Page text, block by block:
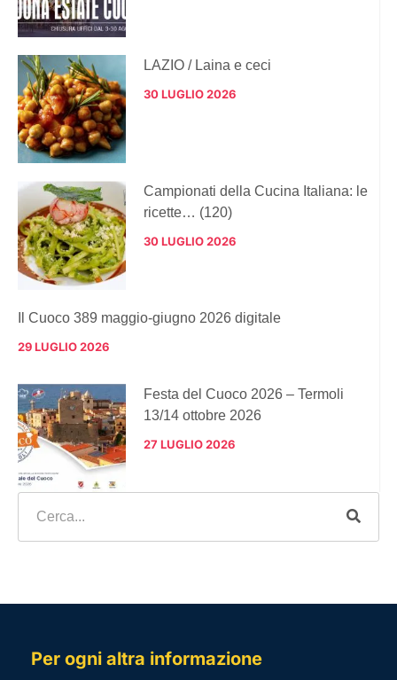
LAZIO / Laina e ceci
30 LUGLIO 2026
Campionati della Cucina Italiana: le
ricette… (120)
30 LUGLIO 2026
Il Cuoco 389 maggio-giugno 2026 digitale
29 LUGLIO 2026
Festa del Cuoco 2026 – Termoli
13/14 ottobre 2026
27 LUGLIO 2026
Per ogni altra informazione